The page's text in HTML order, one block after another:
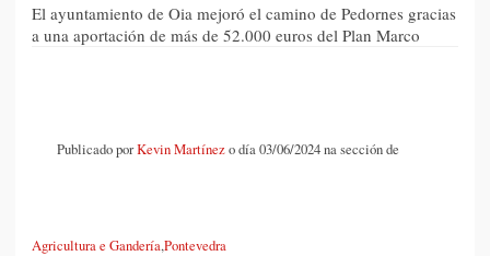
El ayuntamiento de Oia mejoró el camino de Pedornes gracias
a una aportación de más de 52.000 euros del Plan Marco
Publicado porKevin Martínezo día 03/06/2024 na sección de
Agricultura e Gandería,Pontevedra